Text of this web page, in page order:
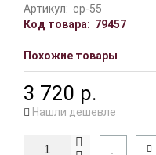
Артикул: cp-55
Код товара: 79457
Похожие товары
3 720 р.
Нашли дешевле